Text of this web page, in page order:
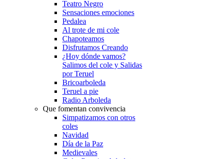
Teatro Negro
Sensaciones emociones
Pedalea
Al trote de mi cole
Chapoteamos
Disfrutamos Creando
¿Hoy dónde vamos?
Salimos del cole y Salidas
por Teruel
Bricoarboleda
Teruel a pie
Radio Arboleda
Que fomentan convivencia
Simpatizamos con otros
coles
Navidad
Día de la Paz
Medievales